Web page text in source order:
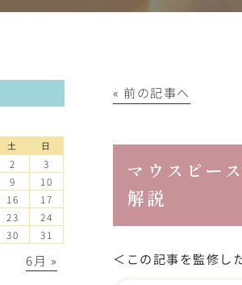
« 前の記事へ
マウスピー
解説
＜この記事を監修し
土 日
2
3
9
10
16
17
23
24
30 31
6月 »